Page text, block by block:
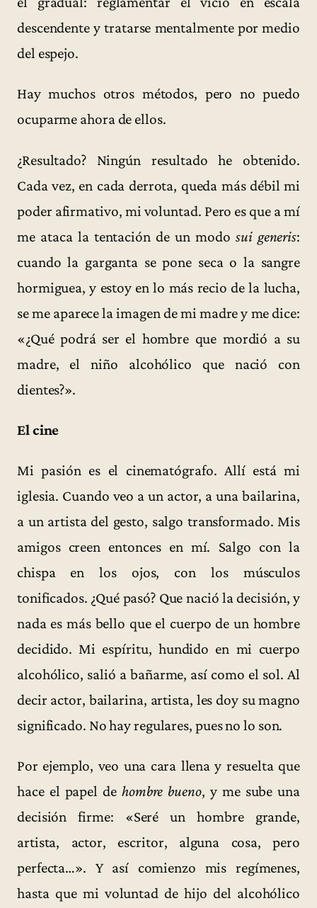
descendente y tratarse mentalmente por medio
del espejo.
Hay muchos otros métodos, pero no puedo
ocuparme ahora de ellos.
¿Resultado? Ningún resultado he obtenido.
Cada vez, en cada derrota, queda más débil mi
poder afirmativo, mi voluntad. Pero es que a mí
me ataca la tentación de un modo sui generis:
cuando la garganta se pone seca o la sangre
hormiguea, y estoy en lo más recio de la lucha,
se me aparece la imagen de mi madre y me dice:
«¿Qué podrá ser el hombre que mordió a su
madre, el niño alcohólico que nació con
dientes?».
El cine
Mi pasión es el cinematógrafo. Allí está mi
iglesia. Cuando veo a un actor, a una bailarina,
a un artista del gesto, salgo transformado. Mis
amigos creen entonces en mí. Salgo con la
chispa en los ojos, con los músculos
tonificados. ¿Qué pasó? Que nació la decisión, y
nada es más bello que el cuerpo de un hombre
decidido. Mi espíritu, hundido en mi cuerpo
alcohólico, salió a bañarme, así como el sol. Al
decir actor, bailarina, artista, les doy su magno
significado. No hay regulares, pues no lo son.
Por ejemplo, veo una cara llena y resuelta que
hace el papel de hombre bueno, y me sube una
decisión firme: «Seré un hombre grande,
artista, actor, escritor, alguna cosa, pero
perfecta…». Y así comienzo mis regímenes,
hasta que mi voluntad de hijo del alcohólico